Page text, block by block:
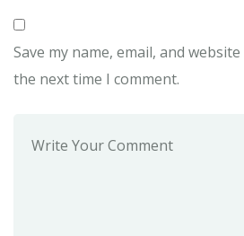
Save my name, email, and
the next time I comment.